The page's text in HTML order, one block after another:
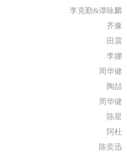
李克勤&谭咏麟
齐豫
田震
李娜
周华健
陶喆
周华健
陈星
阿杜
陈奕迅